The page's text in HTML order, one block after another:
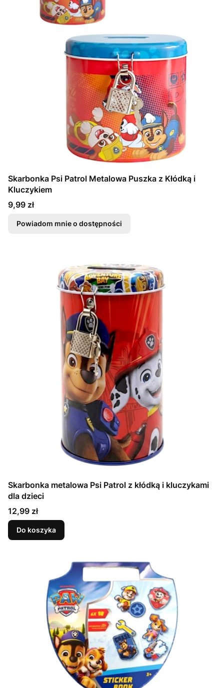
Skarbonka Psi Patrol Metalowa Puszka z Kłódką i
Kluczykiem
Cena
9,99 zł
Powiadom mnie o dostępności
Skarbonka metalowa Psi Patrol z kłódką i kluczykami
dla dzieci
Cena
12,99 zł
Do koszyka